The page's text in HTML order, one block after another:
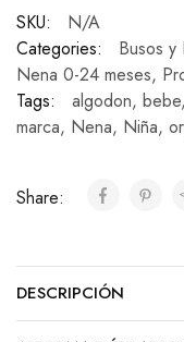
SKU:
N/A
Categories:
Busos y
Nena 0-24 meses,
Tags:
algodon, bebe,
marca, Nena, Niña,
Share:
DESCRIPCIÓN